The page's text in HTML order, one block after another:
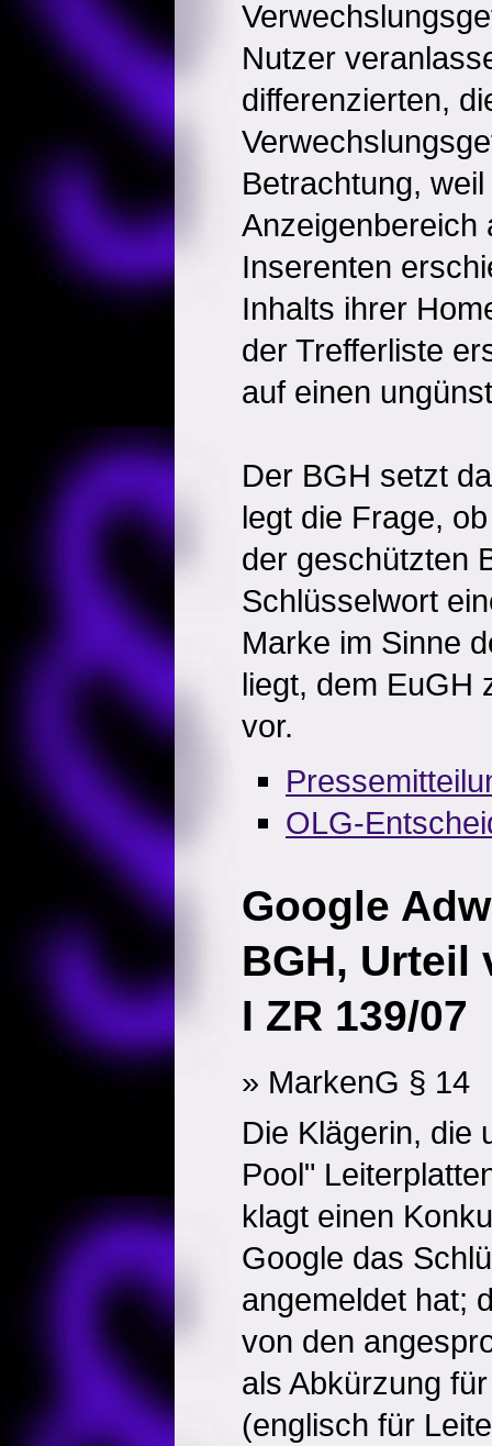
Nutzer
differenzierten,
Betrachtung,
Anzeigenbereich
Inserenten
Inhalts ihrer
der Trefferliste
auf einen
Der BGH setzt
legt die Frage,
der geschützten
Schlüsselwort
Marke im Sinne
liegt, dem EuGH
vor.
OLG-
Google
BGH, Urteil
I ZR 139/07
» MarkenG § 14
Die Klägerin, die
Pool"
klagt einen
Google das
angemeldet hat;
von den
als Abkürzung
(englisch für